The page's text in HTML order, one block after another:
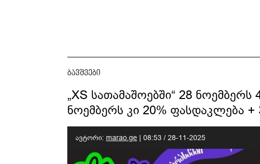
ბავშვები
„XS სათამაშოებში“ 28
ნოემბერს კი 20% ფასდაკლება
ავტორი: marao.ge | 08:53 / 28-11-2025